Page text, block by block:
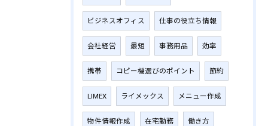
ビジネスオフィス 仕事の役立ち情報
会社経営 最短 事務用品 効率
携帯 コピー機選びのポイント 節約
LIMEX ライメックス メニュー作成
物件情報作成 在宅勤務 働き方